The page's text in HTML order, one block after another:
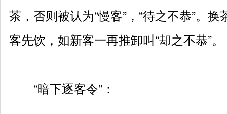
茶，否则被认为“慢客”，“待之不恭”。
客先饮，如新客一再推卸叫“却之不恭”。
“暗下逐客令”：